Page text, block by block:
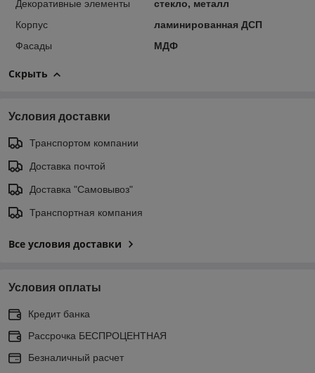
Декоративные элементы
стекло, металл
Корпус
ламинированная ДСП
Фасады
МДФ
Скрыть
Условия доставки
Транспортом компании
Доставка почтой
Доставка "Самовывоз"
Транспортная компания
Все условия доставки
Условия оплаты
Кредит банка
Рассрочка БЕСПРОЦЕНТНАЯ
Безналичный расчет